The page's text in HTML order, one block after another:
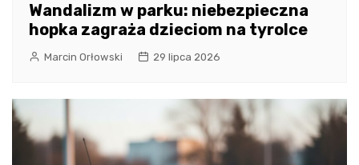
Wandalizm w parku: niebezpieczna
hopka zagraża dzieciom na tyrolce
Marcin Orłowski 29 lipca 2026